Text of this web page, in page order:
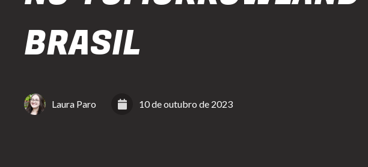
BRASIL
Laura Paro 10 de outubro de 2023